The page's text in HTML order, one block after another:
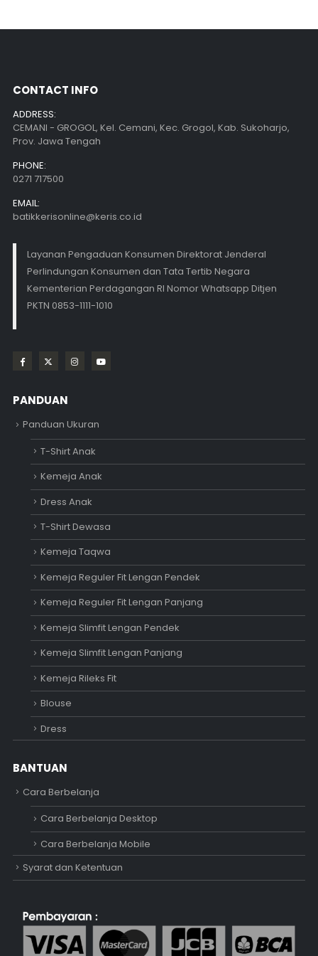
CONTACT INFO
ADDRESS:
CEMANI - GROGOL, Kel. Cemani, Kec. Grogol, Kab. Sukoharjo,
Prov. Jawa Tengah
PHONE:
0271 717500
EMAIL:
batikkerisonline@keris.co.id
Layanan Pengaduan Konsumen Direktorat Jenderal
Perlindungan Konsumen dan Tata Tertib Negara
Kementerian Perdagangan RI Nomor Whatsapp Ditjen
PKTN 0853-1111-1010
PANDUAN
Panduan Ukuran
T-Shirt Anak
Kemeja Anak
Dress Anak
T-Shirt Dewasa
Kemeja Taqwa
Kemeja Reguler Fit Lengan Pendek
Kemeja Reguler Fit Lengan Panjang
Kemeja Slimfit Lengan Pendek
Kemeja Slimfit Lengan Panjang
Kemeja Rileks Fit
Blouse
Dress
BANTUAN
Cara Berbelanja
Cara Berbelanja Desktop
Cara Berbelanja Mobile
Syarat dan Ketentuan